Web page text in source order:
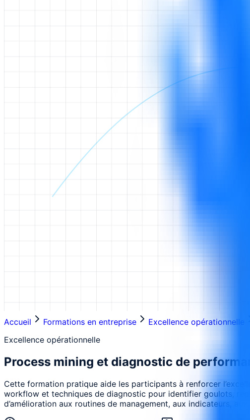
Accueil Formations en entreprise Excellence opérationnelle
Excellence opérationnelle
Process mining et diagnostic de
Cette formation pratique aide les participants à renforcer
workflow et techniques de diagnostic pour identifier goulots,
d’amélioration aux routines de management, aux indicateurs,